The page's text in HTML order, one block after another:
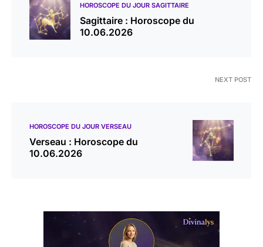
HOROSCOPE DU JOUR SAGITTAIRE
Sagittaire : Horoscope du
10.06.2026
NEXT POST
HOROSCOPE DU JOUR VERSEAU
Verseau : Horoscope du
10.06.2026